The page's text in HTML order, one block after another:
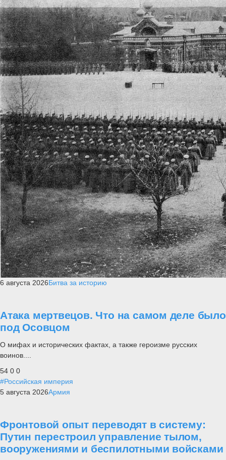
6 августа 2026Битва за историю
Атака мертвецов. Что на самом деле было
под Осовцом
О мифах и исторических фактах, а также героизме русских
воинов....
54 0 0
#Российская империя
5 августа 2026Армия
Фронтовой опыт переводят в систему:
Путин перестроил управление тылом,
вооружениями и беспилотными войсками